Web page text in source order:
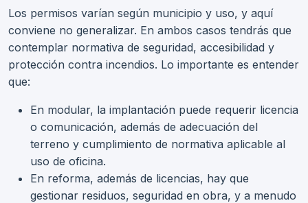
Los permisos varían según municipio y uso, y aquí
conviene no generalizar. En ambos casos tendrás que
contemplar normativa de seguridad, accesibilidad y
protección contra incendios. Lo importante es entender
que:
En modular, la implantación puede requerir licencia
o comunicación, además de adecuación del
terreno y cumplimiento de normativa aplicable al
uso de oficina.
En reforma, además de licencias, hay que
gestionar residuos, seguridad en obra, y a menudo